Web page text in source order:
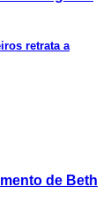
retrata a
de Beth